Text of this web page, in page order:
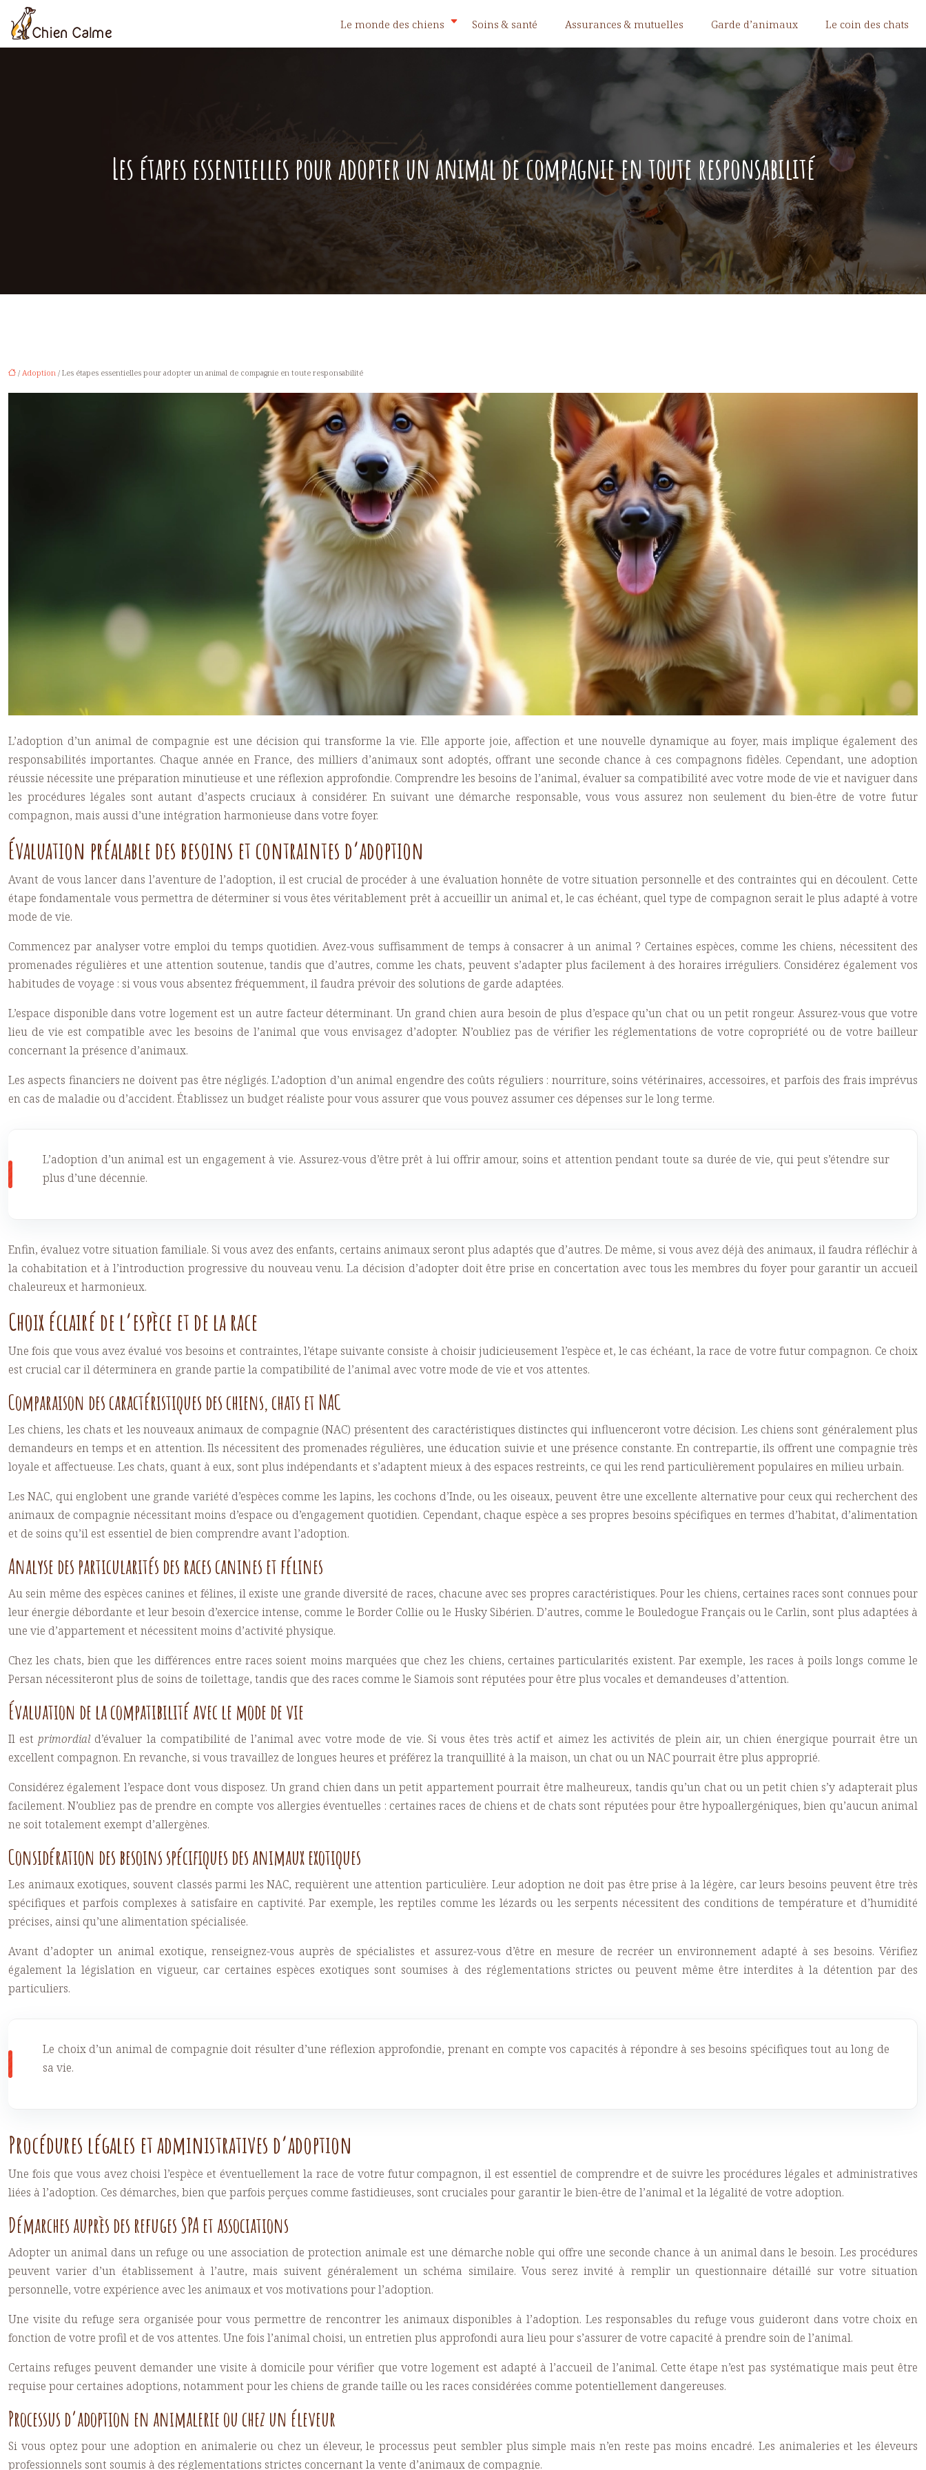
Le monde des chiens Soins & santé Assurances & mutuelles Garde d’animaux Le coin des chats
Les étapes essentielles pour adopter un animal de compagnie en toute responsabilité
/ Adoption / Les étapes essentielles pour adopter un animal de compagnie en toute responsabilité
L’adoption d’un animal de compagnie est une décision qui transforme la vie. Elle apporte joie, affection et une nouvelle dynamique au foyer, mais implique également des
responsabilités importantes. Chaque année en France, des milliers d’animaux sont adoptés, offrant une seconde chance à ces compagnons fidèles. Cependant, une adoption
réussie nécessite une préparation minutieuse et une réflexion approfondie. Comprendre les besoins de l’animal, évaluer sa compatibilité avec votre mode de vie et naviguer dans
les procédures légales sont autant d’aspects cruciaux à considérer. En suivant une démarche responsable, vous vous assurez non seulement du bien-être de votre futur
compagnon, mais aussi d’une intégration harmonieuse dans votre foyer.
Évaluation préalable des besoins et contraintes d’adoption
Avant de vous lancer dans l’aventure de l’adoption, il est crucial de procéder à une évaluation honnête de votre situation personnelle et des contraintes qui en découlent. Cette
étape fondamentale vous permettra de déterminer si vous êtes véritablement prêt à accueillir un animal et, le cas échéant, quel type de compagnon serait le plus adapté à votre
mode de vie.
Commencez par analyser votre emploi du temps quotidien. Avez-vous suffisamment de temps à consacrer à un animal ? Certaines espèces, comme les chiens, nécessitent des
promenades régulières et une attention soutenue, tandis que d’autres, comme les chats, peuvent s’adapter plus facilement à des horaires irréguliers. Considérez également vos
habitudes de voyage : si vous vous absentez fréquemment, il faudra prévoir des solutions de garde adaptées.
L’espace disponible dans votre logement est un autre facteur déterminant. Un grand chien aura besoin de plus d’espace qu’un chat ou un petit rongeur. Assurez-vous que votre
lieu de vie est compatible avec les besoins de l’animal que vous envisagez d’adopter. N’oubliez pas de vérifier les réglementations de votre copropriété ou de votre bailleur
concernant la présence d’animaux.
Les aspects financiers ne doivent pas être négligés. L’adoption d’un animal engendre des coûts réguliers : nourriture, soins vétérinaires, accessoires, et parfois des frais imprévus
en cas de maladie ou d’accident. Établissez un budget réaliste pour vous assurer que vous pouvez assumer ces dépenses sur le long terme.
L’adoption d’un animal est un engagement à vie. Assurez-vous d’être prêt à lui offrir amour, soins et attention pendant toute sa durée de vie, qui peut s’étendre sur
plus d’une décennie.
Enfin, évaluez votre situation familiale. Si vous avez des enfants, certains animaux seront plus adaptés que d’autres. De même, si vous avez déjà des animaux, il faudra réfléchir à
la cohabitation et à l’introduction progressive du nouveau venu. La décision d’adopter doit être prise en concertation avec tous les membres du foyer pour garantir un accueil
chaleureux et harmonieux.
Choix éclairé de l’espèce et de la race
Une fois que vous avez évalué vos besoins et contraintes, l’étape suivante consiste à choisir judicieusement l’espèce et, le cas échéant, la race de votre futur compagnon. Ce choix
est crucial car il déterminera en grande partie la compatibilité de l’animal avec votre mode de vie et vos attentes.
Comparaison des caractéristiques des chiens, chats et NAC
Les chiens, les chats et les nouveaux animaux de compagnie (NAC) présentent des caractéristiques distinctes qui influenceront votre décision. Les chiens sont généralement plus
demandeurs en temps et en attention. Ils nécessitent des promenades régulières, une éducation suivie et une présence constante. En contrepartie, ils offrent une compagnie très
loyale et affectueuse. Les chats, quant à eux, sont plus indépendants et s’adaptent mieux à des espaces restreints, ce qui les rend particulièrement populaires en milieu urbain.
Les NAC, qui englobent une grande variété d’espèces comme les lapins, les cochons d’Inde, ou les oiseaux, peuvent être une excellente alternative pour ceux qui recherchent des
animaux de compagnie nécessitant moins d’espace ou d’engagement quotidien. Cependant, chaque espèce a ses propres besoins spécifiques en termes d’habitat, d’alimentation
et de soins qu’il est essentiel de bien comprendre avant l’adoption.
Analyse des particularités des races canines et félines
Au sein même des espèces canines et félines, il existe une grande diversité de races, chacune avec ses propres caractéristiques. Pour les chiens, certaines races sont connues pour
leur énergie débordante et leur besoin d’exercice intense, comme le Border Collie ou le Husky Sibérien. D’autres, comme le Bouledogue Français ou le Carlin, sont plus adaptées à
une vie d’appartement et nécessitent moins d’activité physique.
Chez les chats, bien que les différences entre races soient moins marquées que chez les chiens, certaines particularités existent. Par exemple, les races à poils longs comme le
Persan nécessiteront plus de soins de toilettage, tandis que des races comme le Siamois sont réputées pour être plus vocales et demandeuses d’attention.
Évaluation de la compatibilité avec le mode de vie
Il estprimordial d’évaluer la compatibilité de l’animal avec votre mode de vie. Si vous êtes très actif et aimez les activités de plein air, un chien énergique pourrait être un
excellent compagnon. En revanche, si vous travaillez de longues heures et préférez la tranquillité à la maison, un chat ou un NAC pourrait être plus approprié.
Considérez également l’espace dont vous disposez. Un grand chien dans un petit appartement pourrait être malheureux, tandis qu’un chat ou un petit chien s’y adapterait plus
facilement. N’oubliez pas de prendre en compte vos allergies éventuelles : certaines races de chiens et de chats sont réputées pour être hypoallergéniques, bien qu’aucun animal
ne soit totalement exempt d’allergènes.
Considération des besoins spécifiques des animaux exotiques
Les animaux exotiques, souvent classés parmi les NAC, requièrent une attention particulière. Leur adoption ne doit pas être prise à la légère, car leurs besoins peuvent être très
spécifiques et parfois complexes à satisfaire en captivité. Par exemple, les reptiles comme les lézards ou les serpents nécessitent des conditions de température et d’humidité
précises, ainsi qu’une alimentation spécialisée.
Avant d’adopter un animal exotique, renseignez-vous auprès de spécialistes et assurez-vous d’être en mesure de recréer un environnement adapté à ses besoins. Vérifiez
également la législation en vigueur, car certaines espèces exotiques sont soumises à des réglementations strictes ou peuvent même être interdites à la détention par des
particuliers.
Le choix d’un animal de compagnie doit résulter d’une réflexion approfondie, prenant en compte vos capacités à répondre à ses besoins spécifiques tout au long de
sa vie.
Procédures légales et administratives d’adoption
Une fois que vous avez choisi l’espèce et éventuellement la race de votre futur compagnon, il est essentiel de comprendre et de suivre les procédures légales et administratives
liées à l’adoption. Ces démarches, bien que parfois perçues comme fastidieuses, sont cruciales pour garantir le bien-être de l’animal et la légalité de votre adoption.
Démarches auprès des refuges SPA et associations
Adopter un animal dans un refuge ou une association de protection animale est une démarche noble qui offre une seconde chance à un animal dans le besoin. Les procédures
peuvent varier d’un établissement à l’autre, mais suivent généralement un schéma similaire. Vous serez invité à remplir un questionnaire détaillé sur votre situation
personnelle, votre expérience avec les animaux et vos motivations pour l’adoption.
Une visite du refuge sera organisée pour vous permettre de rencontrer les animaux disponibles à l’adoption. Les responsables du refuge vous guideront dans votre choix en
fonction de votre profil et de vos attentes. Une fois l’animal choisi, un entretien plus approfondi aura lieu pour s’assurer de votre capacité à prendre soin de l’animal.
Certains refuges peuvent demander une visite à domicile pour vérifier que votre logement est adapté à l’accueil de l’animal. Cette étape n’est pas systématique mais peut être
requise pour certaines adoptions, notamment pour les chiens de grande taille ou les races considérées comme potentiellement dangereuses.
Processus d’adoption en animalerie ou chez un éleveur
Si vous optez pour une adoption en animalerie ou chez un éleveur, le processus peut sembler plus simple mais n’en reste pas moins encadré. Les animaleries et les éleveurs
professionnels sont soumis à des réglementations strictes concernant la vente d’animaux de compagnie.